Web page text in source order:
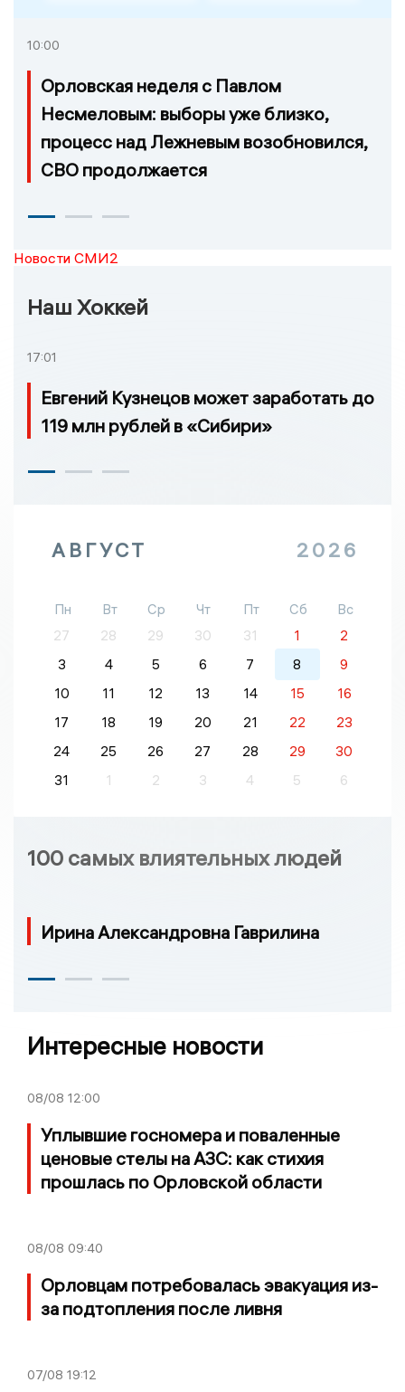
10:00
Орловская неделя с Павлом
Несмеловым: выборы уже близко,
процесс над Лежневым возобновился,
СВО продолжается
Новости СМИ2
Наш Хоккей
17:01
Евгений Кузнецов может заработать до
119 млн рублей в «Сибири»
АВГУСТ 2026
Пн Вт Ср Чт Пт Сб
Вс
27
28 29 30 31 1
2
3
4 5 6 7 8
9
10
11 12 13 14 15
16
17
18 19 20 21 22
23
24
25 26 27 28 29
30
31
1 2 3 4 5 6
100 самых влиятельных людей
Ирина Александровна Гаврилина
Интересные новости
08/08 12:00
Уплывшие госномера и поваленные
ценовые стелы на АЗС: как стихия
прошлась по Орловской области
08/08 09:40
Орловцам потребовалась эвакуация из-
за подтопления после ливня
07/08 19:12